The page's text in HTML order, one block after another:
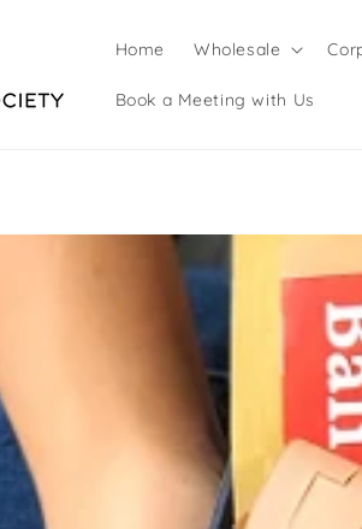
Home Wholesale
Book a Meeting with Us